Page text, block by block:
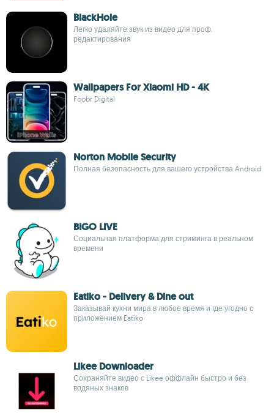
BlackHole
Легко удаляйте звук из видео для проф.
редактирования
Wallpapers For Xiaomi HD - 4K
Foobr Digital
Norton Mobile Security
Полная безопасность для вашего устройства Android
BIGO LIVE
Социальная платформа для стриминга в реальном
времени
Eatiko - Delivery & Dine out
Заказывай кухни мира в любое время и где угодно с
приложением Eatiko
Likee Downloader
Сохраняйте видео с Likee оффлайн быстро и без
водяных знаков